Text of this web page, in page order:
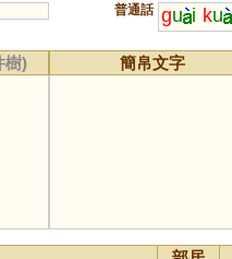
普通話 gu i ku
樹) 簡帛文字